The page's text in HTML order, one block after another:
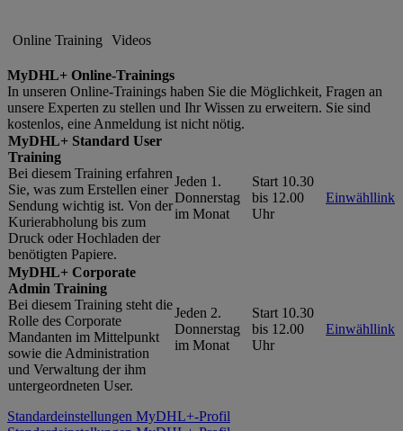
Online Training Videos
MyDHL+ Online-Trainings
In unseren Online-Trainings haben Sie die Möglichkeit, Fragen an
unsere Experten zu stellen und Ihr Wissen zu erweitern. Sie sind
kostenlos, eine Anmeldung ist nicht nötig.
MyDHL+ Standard User
Training
Bei diesem Training erfahren
Sie, was zum Erstellen einer
Sendung wichtig ist. Von der
Kurierabholung bis zum
Druck oder Hochladen der
benötigten Papiere.
Jeden 1.
Donnerstag
im Monat
Start 10.30
bis 12.00
Uhr
Einwähllink
MyDHL+ Corporate
Admin Training
Bei diesem Training steht die
Rolle des Corporate
Mandanten im Mittelpunkt
sowie die Administration
und Verwaltung der ihm
untergeordneten User.
Jeden 2.
Donnerstag
im Monat
Start 10.30
bis 12.00
Uhr
Einwähllink
Standardeinstellungen MyDHL+-Profil